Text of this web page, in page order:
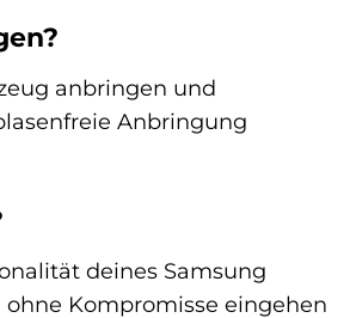
anbringen und
Anbringung
deines Samsung
Kompromisse eingehen